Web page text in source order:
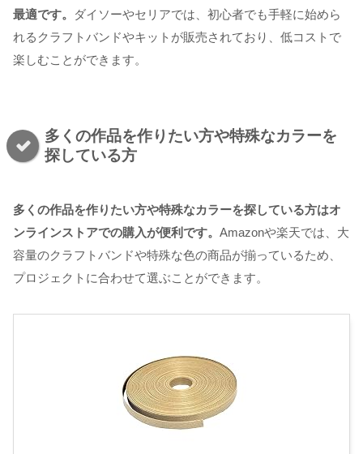
最適です。
ダイソーやセリアでは、初心者でも手軽に始めら
れるクラフトバンドやキットが販売されており、低コストで
楽しむことができます。
多くの作品を作りたい方や特殊なカラーを
探している方
多くの作品を作りたい方や特殊なカラーを探している方はオ
ンラインストアでの購入が便利です。 Amazonや楽天では、大
容量のクラフトバンドや特殊な色の商品が揃っているため、
プロジェクトに合わせて選ぶことができます。